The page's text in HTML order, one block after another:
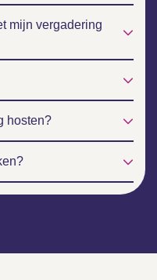
mijn vergadering
hosten?